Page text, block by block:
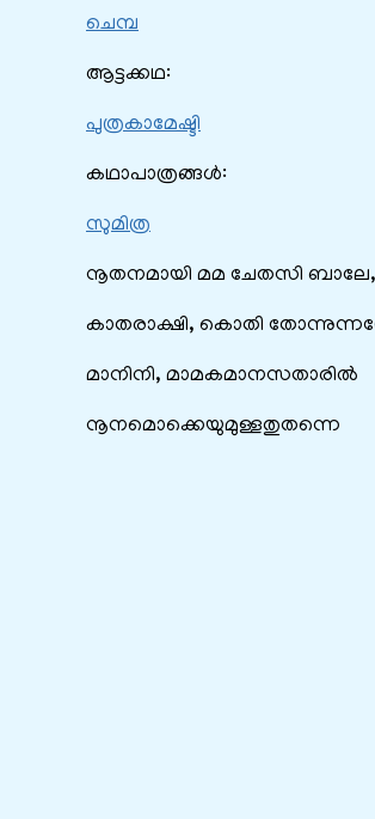
ചെമ്പ
ആട്ടക്കഥ:
പുത്രകാമേഷ്ടി
കഥാപാത്രങ്ങൾ:
സുമിത്ര
നൂതനമായി മമ ചേതസി ബാലേ,
കാതരാക്ഷി, കൊതി
മാനിനി, മാമകമാനസതാരിൽ
നൂനമൊക്കെയുമുള്ളതുതന്നെ